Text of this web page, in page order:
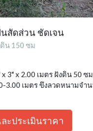
สัดส่วน ชัดเจน
น 150 ซม
x 3" x 2.00 เมตร ฝังดิน 50 ซ
3.00 เมตร ขึงลวดหนามจำ
ะประเมินราคา